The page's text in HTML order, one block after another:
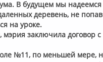
В будущем мы
деревень, не
на уроке.
заключила договор
№11, по меньшей мере,